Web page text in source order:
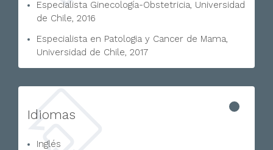
Especialista Ginecología-Obstetricia, Universidad
de Chile, 2016
Especialista en Patologia y Cancer de Mama,
Universidad de Chile, 2017
Idiomas
Inglés